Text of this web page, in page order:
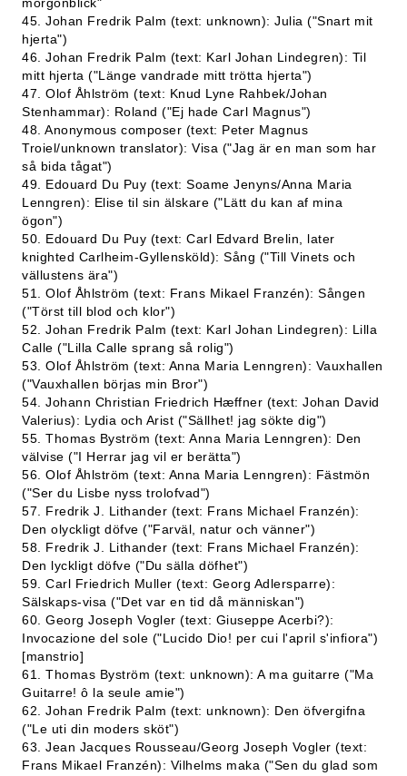
45. Johan Fredrik Palm (text: unknown): Julia ("Snart mit
hjerta")
46. Johan Fredrik Palm (text: Karl Johan Lindegren): Til
mitt hjerta ("Länge vandrade mitt trötta hjerta")
47. Olof Åhlström (text: Knud Lyne Rahbek/Johan
Stenhammar): Roland ("Ej hade Carl Magnus")
48. Anonymous composer (text: Peter Magnus
Troiel/unknown translator): Visa ("Jag är en man som har
så bida tågat")
49. Edouard Du Puy (text: Soame Jenyns/Anna Maria
Lenngren): Elise til sin älskare ("Lätt du kan af mina
ögon")
50. Edouard Du Puy (text: Carl Edvard Brelin, later
knighted Carlheim-Gyllensköld): Sång ("Till Vinets och
vällustens ära")
51. Olof Åhlström (text: Frans Mikael Franzén): Sången
("Törst till blod och klor")
52. Johan Fredrik Palm (text: Karl Johan Lindegren): Lilla
Calle ("Lilla Calle sprang så rolig")
53. Olof Åhlström (text: Anna Maria Lenngren): Vauxhallen
("Vauxhallen börjas min Bror")
54. Johann Christian Friedrich Hæffner (text: Johan David
Valerius): Lydia och Arist ("Sällhet! jag sökte dig")
55. Thomas Byström (text: Anna Maria Lenngren): Den
välvise ("I Herrar jag vil er berätta")
56. Olof Åhlström (text: Anna Maria Lenngren): Fästmön
("Ser du Lisbe nyss trolofvad")
57. Fredrik J. Lithander (text: Frans Michael Franzén):
Den olyckligt döfve ("Farväl, natur och vänner")
58. Fredrik J. Lithander (text: Frans Michael Franzén):
Den lyckligt döfve ("Du sälla döfhet")
59. Carl Friedrich Muller (text: Georg Adlersparre):
Sälskaps-visa ("Det var en tid då människan")
60. Georg Joseph Vogler (text: Giuseppe Acerbi?):
Invocazione del sole ("Lucido Dio! per cui l'april s'infiora")
[manstrio]
61. Thomas Byström (text: unknown): A ma guitarre ("Ma
Guitarre! ô la seule amie")
62. Johan Fredrik Palm (text: unknown): Den öfvergifna
("Le uti din moders sköt")
63. Jean Jacques Rousseau/Georg Joseph Vogler (text:
Frans Mikael Franzén): Vilhelms maka ("Sen du glad som